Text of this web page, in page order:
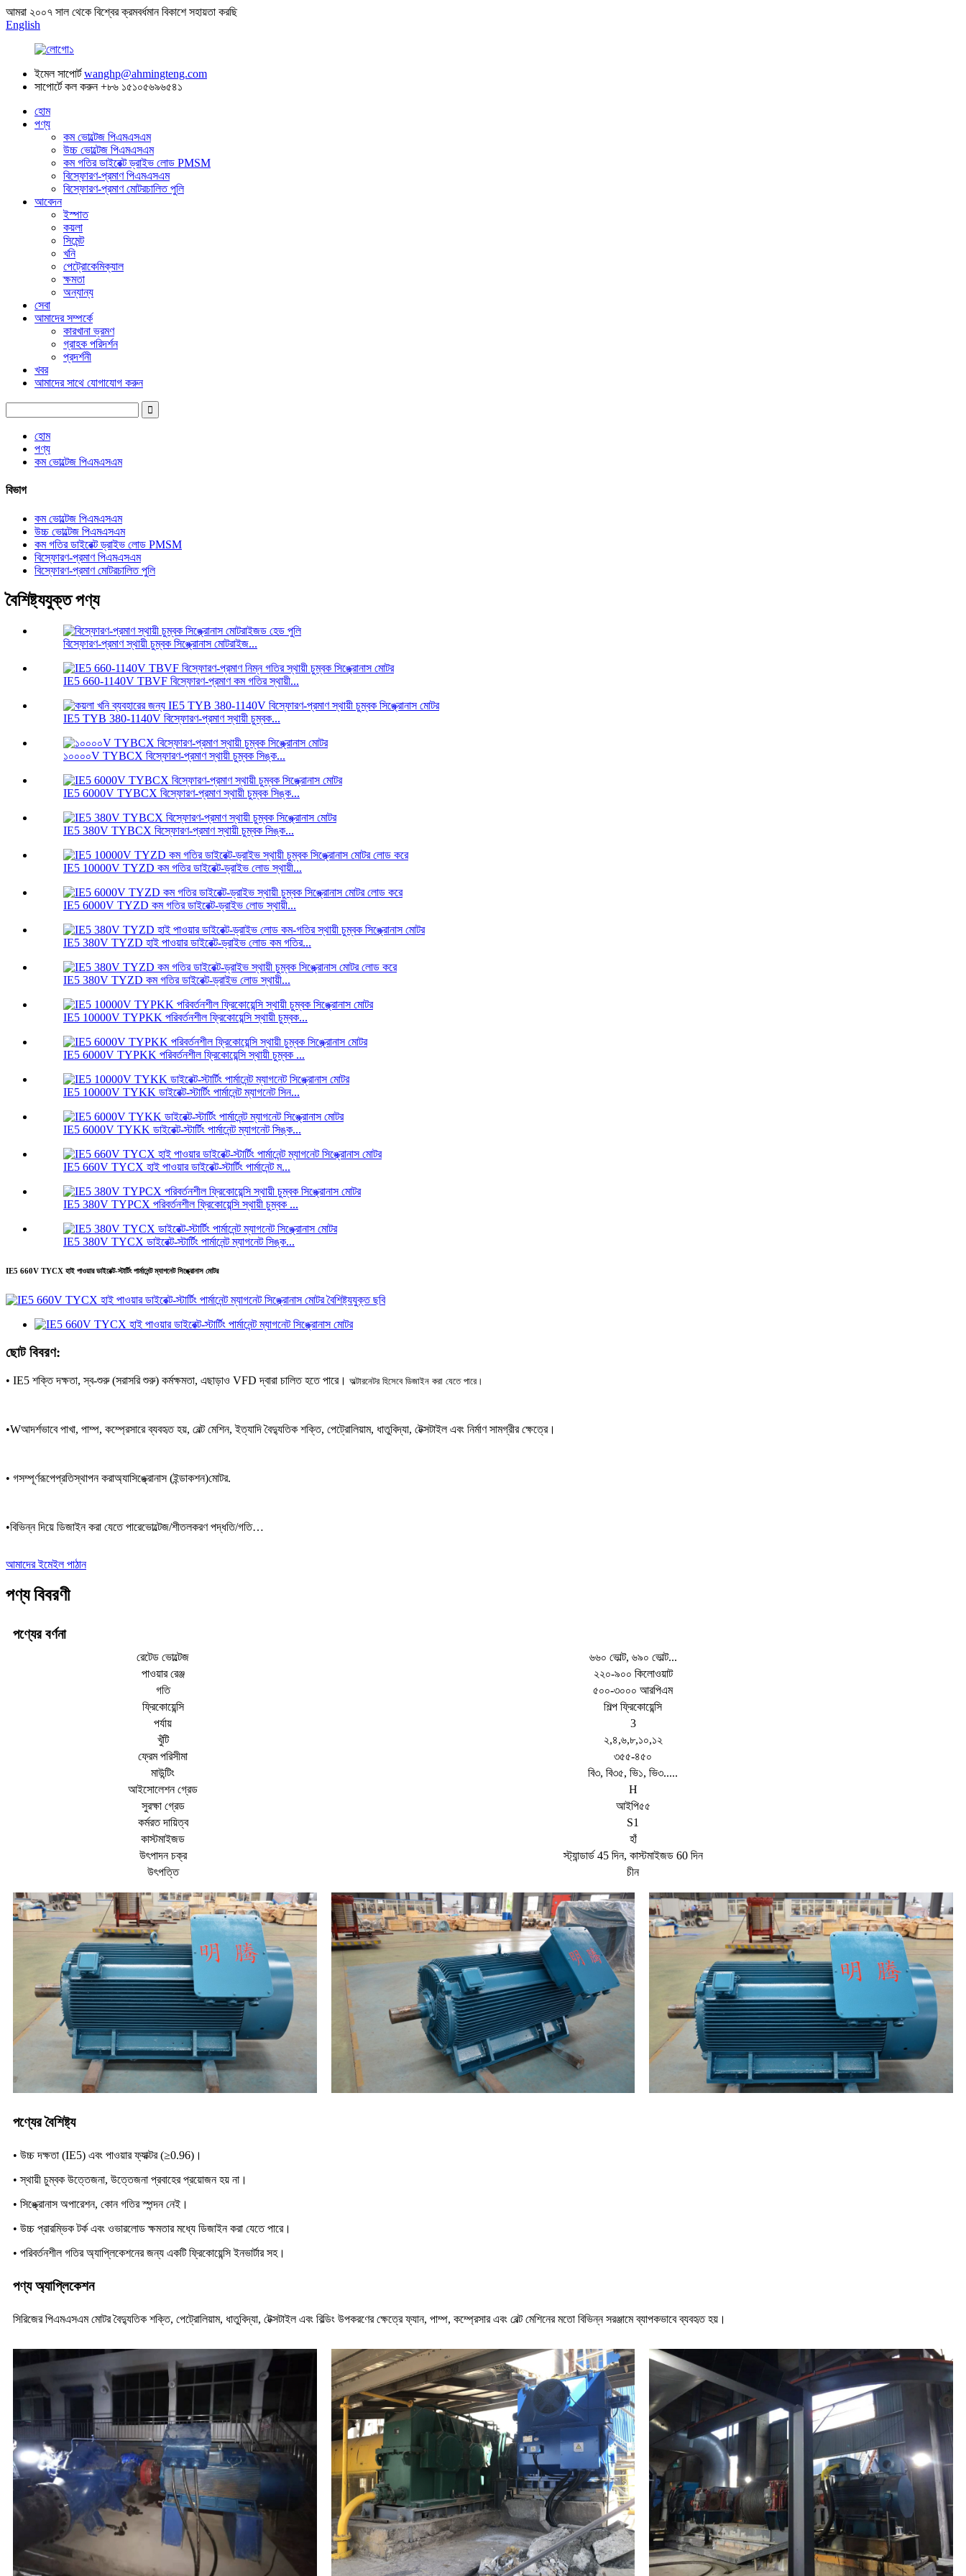
আমরা ২০০৭ সাল থেকে বিশ্বের ক্রমবর্ধমান বিকাশে সহায়তা করছি
English
ইমেল সাপোর্ট wanghp@ahmingteng.com
সাপোর্টে কল করুন +৮৬ ১৫১০৫৬৯৬৫৪১
হোম
পণ্য
কম ভোল্টেজ পিএমএসএম
উচ্চ ভোল্টেজ পিএমএসএম
কম গতির ডাইরেক্ট ড্রাইভ লোড PMSM
বিস্ফোরণ-প্রমাণ পিএমএসএম
বিস্ফোরণ-প্রমাণ মোটরচালিত পুলি
আবেদন
ইস্পাত
কয়লা
সিমেন্ট
খনি
পেট্রোকেমিক্যাল
ক্ষমতা
অন্যান্য
সেবা
আমাদের সম্পর্কে
কারখানা ভ্রমণ
গ্রাহক পরিদর্শন
প্রদর্শনী
খবর
আমাদের সাথে যোগাযোগ করুন
হোম
পণ্য
কম ভোল্টেজ পিএমএসএম
বিভাগ
কম ভোল্টেজ পিএমএসএম
উচ্চ ভোল্টেজ পিএমএসএম
কম গতির ডাইরেক্ট ড্রাইভ লোড PMSM
বিস্ফোরণ-প্রমাণ পিএমএসএম
বিস্ফোরণ-প্রমাণ মোটরচালিত পুলি
বৈশিষ্ট্যযুক্ত পণ্য
বিস্ফোরণ-প্রমাণ স্থায়ী চুম্বক সিঙ্ক্রোনাস মোটরাইজ...
IE5 660-1140V TBVF বিস্ফোরণ-প্রমাণ কম গতির স্থায়ী...
IE5 TYB 380-1140V বিস্ফোরণ-প্রমাণ স্থায়ী চুম্বক...
১০০০০V TYBCX বিস্ফোরণ-প্রমাণ স্থায়ী চুম্বক সিঙ্ক...
IE5 6000V TYBCX বিস্ফোরণ-প্রমাণ স্থায়ী চুম্বক সিঙ্ক...
IE5 380V TYBCX বিস্ফোরণ-প্রমাণ স্থায়ী চুম্বক সিঙ্ক...
IE5 10000V TYZD কম গতির ডাইরেক্ট-ড্রাইভ লোড স্থায়ী...
IE5 6000V TYZD কম গতির ডাইরেক্ট-ড্রাইভ লোড স্থায়ী...
IE5 380V TYZD হাই পাওয়ার ডাইরেক্ট-ড্রাইভ লোড কম গতির...
IE5 380V TYZD কম গতির ডাইরেক্ট-ড্রাইভ লোড স্থায়ী...
IE5 10000V TYPKK পরিবর্তনশীল ফ্রিকোয়েন্সি স্থায়ী চুম্বক...
IE5 6000V TYPKK পরিবর্তনশীল ফ্রিকোয়েন্সি স্থায়ী চুম্বক ...
IE5 10000V TYKK ডাইরেক্ট-স্টার্টিং পার্মানেন্ট ম্যাগনেট সিন...
IE5 6000V TYKK ডাইরেক্ট-স্টার্টিং পার্মানেন্ট ম্যাগনেট সিঙ্ক...
IE5 660V TYCX হাই পাওয়ার ডাইরেক্ট-স্টার্টিং পার্মানেন্ট ম...
IE5 380V TYPCX পরিবর্তনশীল ফ্রিকোয়েন্সি স্থায়ী চুম্বক ...
IE5 380V TYCX ডাইরেক্ট-স্টার্টিং পার্মানেন্ট ম্যাগনেট সিঙ্ক...
IE5 660V TYCX হাই পাওয়ার ডাইরেক্ট-স্টার্টিং পার্মানেন্ট ম্যাগনেট সিঙ্ক্রোনাস মোটর
ছোট বিবরণ:
• IE5 শক্তি দক্ষতা, স্ব-শুরু (সরাসরি শুরু) কর্মক্ষমতা, এছাড়াও VFD দ্বারা চালিত হতে পারে। অল্টারনেটর হিসেবে ডিজাইন করা যেতে পারে।
•Wআদর্শভাবে পাখা, পাম্প, কম্প্রেসারে ব্যবহৃত হয়, বেল্ট মেশিন, ইত্যাদি বৈদ্যুতিক শক্তি, পেট্রোলিয়াম, ধাতুবিদ্যা, টেক্সটাইল এবং নির্মাণ সামগ্রীর ক্ষেত্রে।
• গসম্পূর্ণরূপেপ্রতিস্থাপন করাঅ্যাসিঙ্ক্রোনাস (ইন্ডাকশন)মোটর.
•বিভিন্ন দিয়ে ডিজাইন করা যেতে পারেভোল্টেজ/শীতলকরণ পদ্ধতি/গতি…
আমাদের ইমেইল পাঠান
পণ্য বিবরণী
পণ্যের বর্ণনা
রেটেড ভোল্টেজ
৬৬০ ভোল্ট, ৬৯০ ভোল্ট...
পাওয়ার রেঞ্জ
২২০-৯০০ কিলোওয়াট
গতি
৫০০-৩০০০ আরপিএম
ফ্রিকোয়েন্সি
শিল্প ফ্রিকোয়েন্সি
পর্যায়
3
খুঁটি
২,৪,৬,৮,১০,১২
ফ্রেম পরিসীমা
৩৫৫-৪৫০
মাউন্টিং
বি৩, বি৩৫, ভি১, ভি৩.....
আইসোলেশন গ্রেড
H
সুরক্ষা গ্রেড
আইপি৫৫
কর্মরত দায়িত্ব
S1
কাস্টমাইজড
হাঁ
উৎপাদন চক্র
স্ট্যান্ডার্ড 45 দিন, কাস্টমাইজড 60 দিন
উৎপত্তি
চীন
পণ্যের বৈশিষ্ট্য
• উচ্চ দক্ষতা (IE5) এবং পাওয়ার ফ্যাক্টর (≥0.96)।
• স্থায়ী চুম্বক উত্তেজনা, উত্তেজনা প্রবাহের প্রয়োজন হয় না।
• সিঙ্ক্রোনাস অপারেশন, কোন গতির স্পন্দন নেই।
• উচ্চ প্রারম্ভিক টর্ক এবং ওভারলোড ক্ষমতার মধ্যে ডিজাইন করা যেতে পারে।
• পরিবর্তনশীল গতির অ্যাপ্লিকেশনের জন্য একটি ফ্রিকোয়েন্সি ইনভার্টার সহ।
পণ্য অ্যাপ্লিকেশন
সিরিজের পিএমএসএম মোটর বৈদ্যুতিক শক্তি, পেট্রোলিয়াম, ধাতুবিদ্যা, টেক্সটাইল এবং বিল্ডিং উপকরণের ক্ষেত্রে ফ্যান, পাম্প, কম্প্রেসার এবং বেল্ট মেশিনের মতো বিভিন্ন সরঞ্জামে ব্যাপকভাবে ব্যবহৃত হয়।